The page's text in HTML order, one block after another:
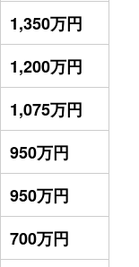
1,350万円
1,200万円
1,075万円
950万円
950万円
700万円